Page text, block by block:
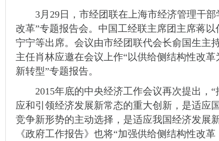
3月29日，市经团联在上海市经济管理干部
改革”专题报告会。中国工经联主席团主席蒋
宁宁等出席。会议由市经团联代会长俞国生主
主任肖林应邀在会议上作“以供给侧结构性改
新转型”专题报告。
2015年底的中央经济工作会议再次提出，“
应和引领经济发展新常态的重大创新，是适应
竞争新形势的主动选择，是适应我国经济发展
《政府工作报告》也将“加强供给侧结构性改